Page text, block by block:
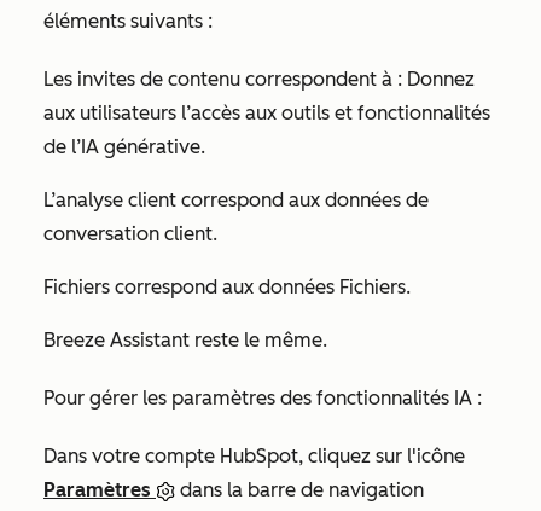
éléments suivants :
Les invites de contenu correspondent à : Donnez
aux utilisateurs l’accès aux outils et fonctionnalités
de l’IA générative.
L’analyse client correspond aux données de
conversation client.
Fichiers correspond aux données Fichiers.
Breeze Assistant reste le même.
Pour gérer les paramètres des fonctionnalités IA :
Dans votre compte HubSpot, cliquez sur l'icône
Paramètres
dans la barre de navigation